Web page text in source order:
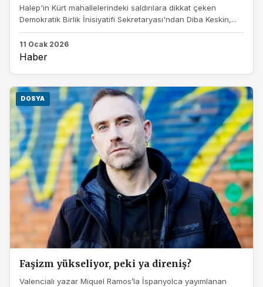
Halep'in Kürt mahallelerindeki saldırılara dikkat çeken
Demokratik Birlik İnisiyatifi Sekretaryası'ndan Diba Keskin,...
11 Ocak 2026
Haber
DOSYA
Faşizm yükseliyor, peki ya direniş?
Valencialı yazar Miquel Ramos’la İspanyolca yayımlanan